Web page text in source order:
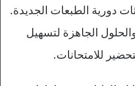
دورية الطبعات الجديدة.
الجاهزة لتسهيل
للامتحانات.​